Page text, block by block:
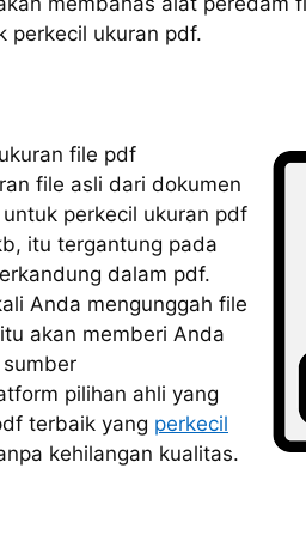
perkecil ukuran pdf.
file pdf
file asli dari dokumen
perkecil ukuran pdf
itu tergantung pada
dalam pdf.
Anda mengunggah file
akan memberi Anda
pilihan ahli yang
terbaik yang perkecil
kehilangan kualitas.